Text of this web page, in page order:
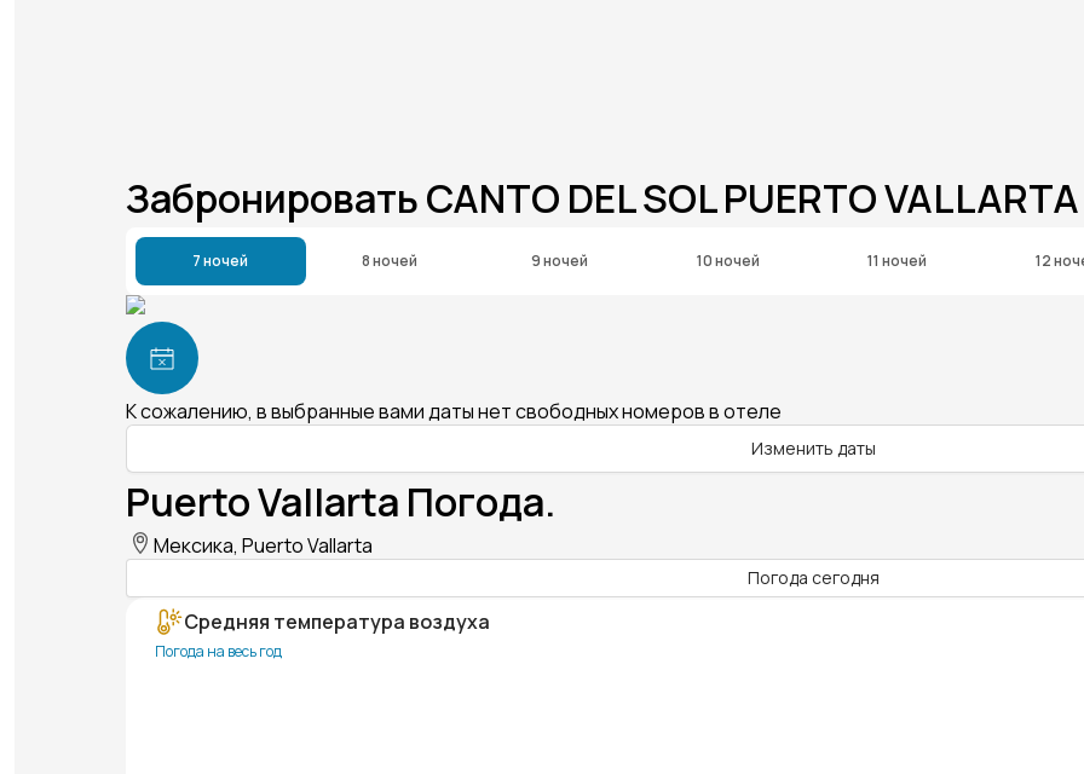
Забронировать CANTO DEL SOL PUERTO VALLARTA
7 ночей 8 ночей 9 ночей 10 ночей 11 ночей 12
К сожалению, в выбранные вами даты нет свободных номеров в отеле
Изменить даты
Puerto Vallarta Погода.
Мексика, Puerto Vallarta
Погода сегодня
Средняя температура воздуха
Погода на весь год